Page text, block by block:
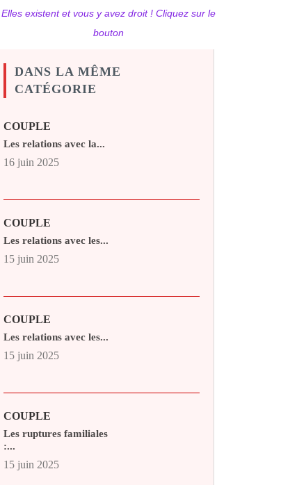
Elles existent et vous y avez droit ! Cliquez sur le
bouton
DANS LA MÊME
CATÉGORIE
COUPLE
Les relations avec la...
16 juin 2025
COUPLE
Les relations avec les...
15 juin 2025
COUPLE
Les relations avec les...
15 juin 2025
COUPLE
Les ruptures familiales
:...
15 juin 2025